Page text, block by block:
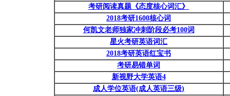
考研阅读真题《态度核心词汇》
2018考研1600核心词
何凯文老师独家冲刺阶段必考100词
星火考研英语词汇
2018考研英语红宝书
考研易错单词
新视野大学英语4
成人学位英语(成人英语三级)